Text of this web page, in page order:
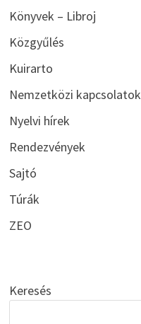
Könyvek – Libroj
Közgyűlés
Kuirarto
Nemzetközi kapcsolatok
Nyelvi hírek
Rendezvények
Sajtó
Túrák
ZEO
Keresés